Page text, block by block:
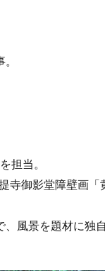
担当。
御影堂障壁画「
風景を題材に独